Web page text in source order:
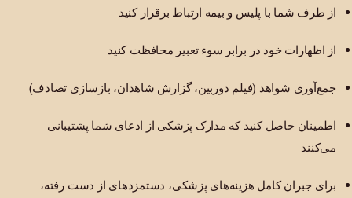
از طرف شما با پلیس و بیمه ارتباط برقرار کنید
از اظهارات خود در برابر سوء تعبیر محافظت کنید
جمع‌آوری شواهد (فیلم دوربین، گزارش شاهدان، بازسازی تصادف)
اطمینان حاصل کنید که مدارک پزشکی از ادعای شما پشتیبانی
می‌کنند
برای جبران کامل هزینه‌های پزشکی، دستمزدهای از دست رفته،